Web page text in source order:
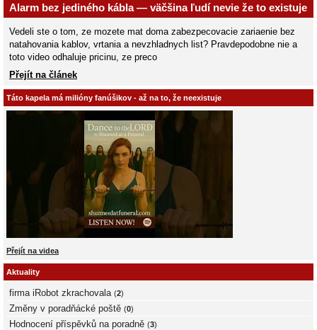
Alarm bez jediného kábla — väčšina ľudí nevie že to existuje
Vedeli ste o tom, ze mozete mat doma zabezpecovacie zariaenie bez
natahovania kablov, vrtania a nevzhladnych list? Pravdepodobne nie a
toto video odhaluje pricinu, ze preco
Přejít na článek
Táto kapela má milióny fanúšikov - až na to, že neexistuje
Přejít na videa
Aktuality
firma iRobot zkrachovala (2)
Změny v poradňácké poště (0)
Hodnocení příspěvků na poradně (3)